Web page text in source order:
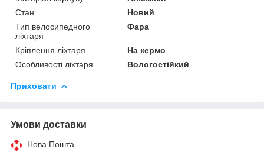
Стан
Новий
Тип велосипедного
ліхтаря
Фара
Кріплення ліхтаря
На кермо
Особливості ліхтаря
Вологостійкий
Приховати
Умови доставки
Нова Пошта